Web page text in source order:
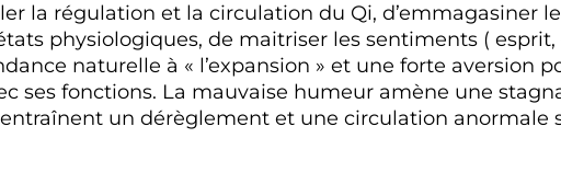
la régulation et la circulation du Qi, d’emmagasiner
physiologiques, de maitriser les sentiments (
naturelle à « l’expansion » et une forte aversion
ses fonctions. La mauvaise humeur amène une
un dérèglement et une circulation anormale